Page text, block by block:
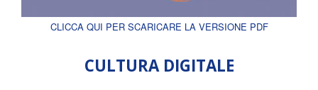
CLICCA QUI PER SCARICARE LA VERSIONE PDF
CULTURA DIGITALE